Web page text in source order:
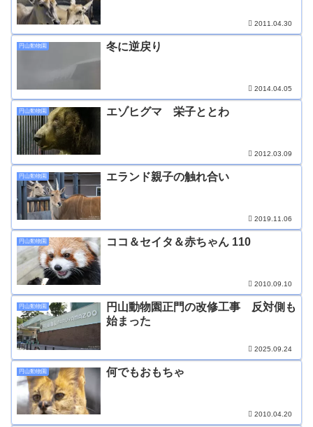
2011.04.30
円山動物園 冬に逆戻り
2014.04.05
円山動物園 エゾヒグマ 栄子ととわ
2012.03.09
円山動物園 エランド親子の触れ合い
2019.11.06
円山動物園 ココ＆セイタ＆赤ちゃん 110
2010.09.10
円山動物園
円山動物園正門の改修工事 反対側も
始まった
2025.09.24
円山動物園 何でもおもちゃ
2010.04.20